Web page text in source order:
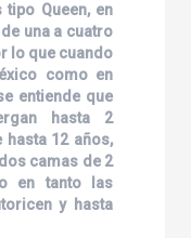
Queen, en
una a cuatro
lo que cuando
como en
entiende que
hasta 2
12 años,
camas de 2
en tanto las
y hasta